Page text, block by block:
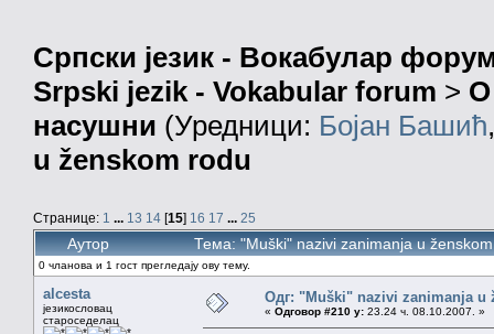
Српски језик - Вокабулар
Srpski jezik - Vokabular forum > О
насушни (Уредници: Бојан Башић
u ženskom rodu
Странице: 1 ... 13 14 [15] 16 17 ... 25
Аутор Тема: "Muški" nazivi zanimanja u
0 чланова и 1 гост прегледају ову тему.
alcesta
језикословац
староседелац
Одг: "Muški" nazivi zanimanja u
« Одговор #210 у: 23.24 ч. 08.10.2007. »